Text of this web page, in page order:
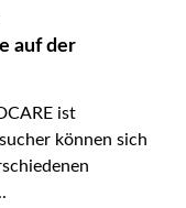
auf der
ist
können sich